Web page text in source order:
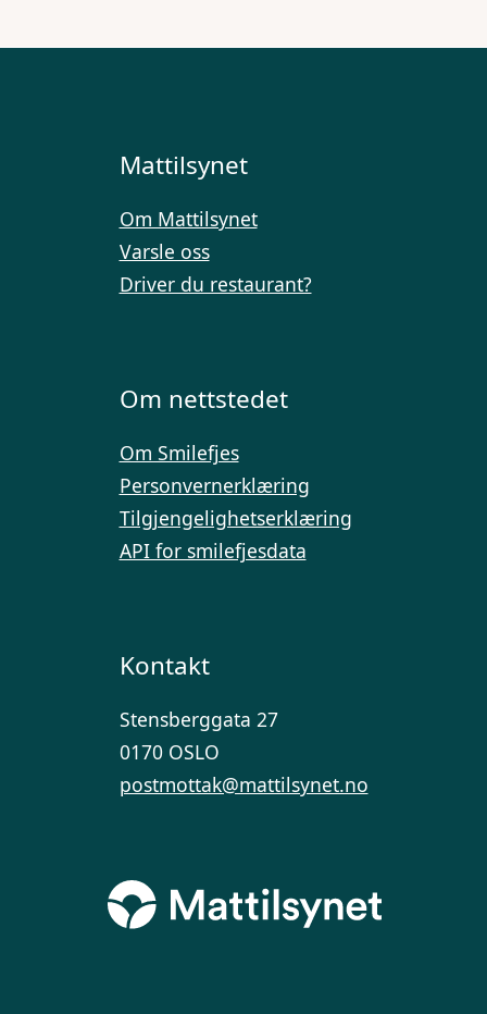
Mattilsynet
Om Mattilsynet
Varsle oss
Driver du restaurant?
Om nettstedet
Om Smilefjes
Personvernerklæring
Tilgjengelighetserklæring
API for smilefjesdata
Kontakt
Stensberggata 27
0170 OSLO
postmottak@mattilsynet.no